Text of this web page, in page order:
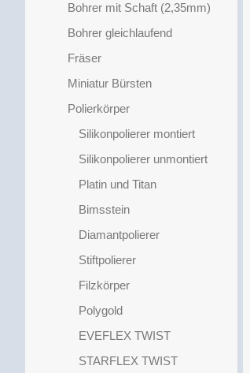
Bohrer mit Schaft (2,35mm)
Bohrer gleichlaufend
Fräser
Miniatur Bürsten
Polierkörper
Silikonpolierer montiert
Silikonpolierer unmontiert
Platin und Titan
Bimsstein
Diamantpolierer
Stiftpolierer
Filzkörper
Polygold
EVEFLEX TWIST
STARFLEX TWIST